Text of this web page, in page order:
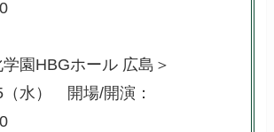
学園HBGホール 広島＞
（水） 開場/開演：